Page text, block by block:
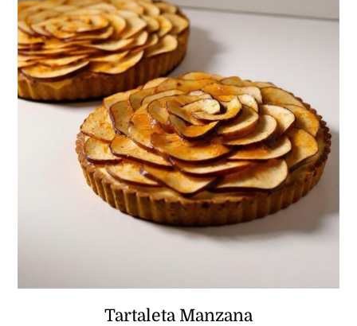
Tartaleta Manzana